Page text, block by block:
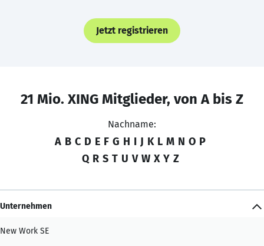
Jetzt registrieren
21 Mio. XING Mitglieder, von A bis Z
Nachname:
A B C D E F G H I J K L M N O P
Q R S T U V W X Y Z
Unternehmen
New Work SE